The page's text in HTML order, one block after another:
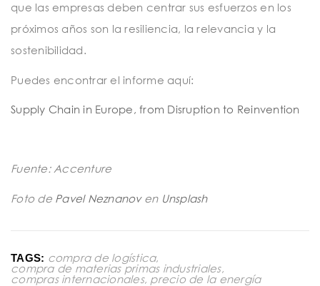
que las empresas deben centrar sus esfuerzos en los
próximos años son la resiliencia, la relevancia y la
sostenibilidad.
Puedes encontrar el informe aquí:
Supply Chain in Europe, from Disruption to Reinvention
Fuente: Accenture
Foto de Pavel Neznanoven Unsplash
TAGS: compra de logística,
compra de materias primas industriales,
compras internacionales, precio de la energía